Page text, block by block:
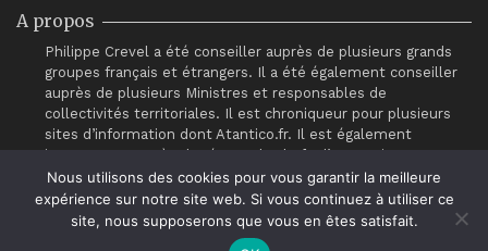
A propos
Philippe Crevel a été conseiller auprès de plusieurs grands
groupes français et étrangers. Il a été également conseiller
auprès de plusieurs Ministres et responsables de
collectivités territoriales. Il est chroniqueur pour plusieurs
sites d’information dont Atantico.fr. Il est également
intervenant auprès du réseau de chefs d’entreprises
“Association pour le Progrès du Management” (APM).
Nous utilisons des cookies pour vous garantir la meilleure
expérience sur notre site web. Si vous continuez à utiliser ce
site, nous supposerons que vous en êtes satisfait.